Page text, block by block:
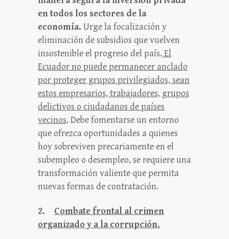
en todos los sectores de la
economía. Urge la focalización y
eliminación de subsidios que vuelven
insostenible el progreso del país. El
Ecuador no puede permanecer anclado
por proteger grupos privilegiados, sean
estos empresarios, trabajadores, grupos
delictivos o ciudadanos de países
vecinos. Debe fomentarse un entorno
que ofrezca oportunidades a quienes
hoy sobreviven precariamente en el
subempleo o desempleo, se requiere una
transformación valiente que permita
nuevas formas de contratación.
2.
Combate frontal al crimen
organizado y a la corrupción.